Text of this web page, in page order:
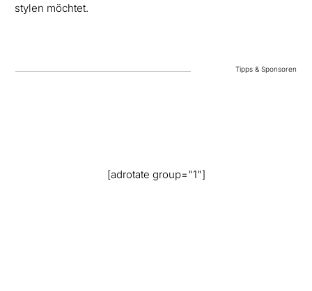
stylen möchtet.
Tipps & Sponsoren
[adrotate group="1"]